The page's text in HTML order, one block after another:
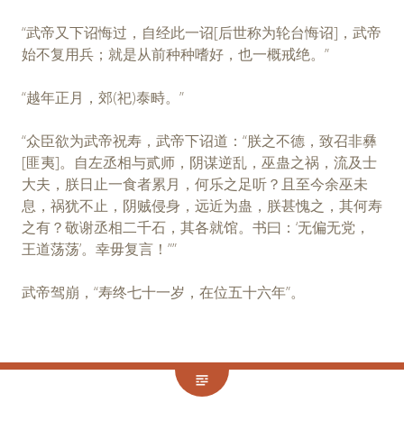
“武帝又下诏悔过，自经此一诏[后世称为轮台悔诏]，武帝
始不复用兵；就是从前种种嗜好，也一概戒绝。”
“越年正月，郊(祀)泰畤。”
“众臣欲为武帝祝寿，武帝下诏道：“朕之不德，致召非彝
[匪夷]。自左丞相与贰师，阴谋逆乱，巫蛊之祸，流及士
大夫，朕日止一食者累月，何乐之足听？且至今余巫未
息，祸犹不止，阴贼侵身，远近为蛊，朕甚愧之，其何寿
之有？敬谢丞相二千石，其各就馆。书曰：‘无偏无党，
王道荡荡’。幸毋复言！””
武帝驾崩，“寿终七十一岁，在位五十六年”。